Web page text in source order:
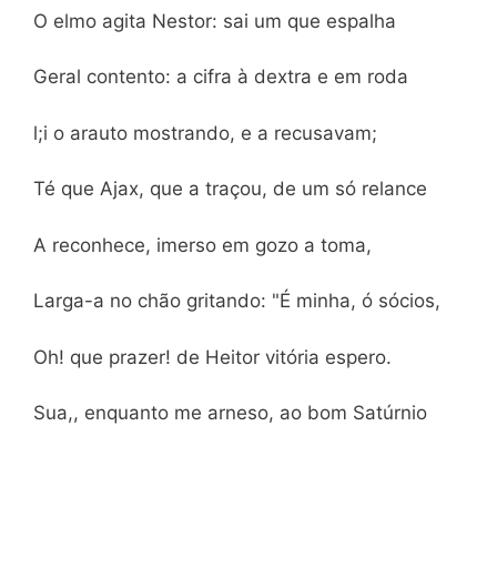
O elmo agita Nestor: sai um que espalha
Geral contento: a cifra à dextra e em roda
l;i o arauto mostrando, e a recusavam;
Té que Ajax, que a traçou, de um só relance
A reconhece, imerso em gozo a toma,
Larga-a no chão gritando: "É minha, ó sócios,
Oh! que prazer! de Heitor vitória espero.
Sua,, enquanto me arneso, ao bom Satúrnio